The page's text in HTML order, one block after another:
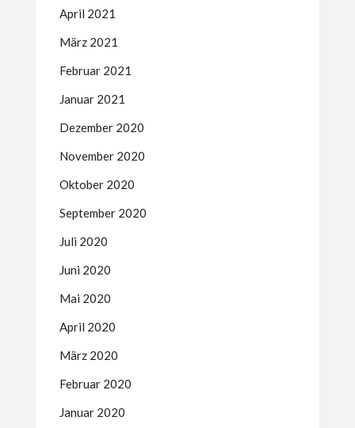
April 2021
März 2021
Februar 2021
Januar 2021
Dezember 2020
November 2020
Oktober 2020
September 2020
Juli 2020
Juni 2020
Mai 2020
April 2020
März 2020
Februar 2020
Januar 2020